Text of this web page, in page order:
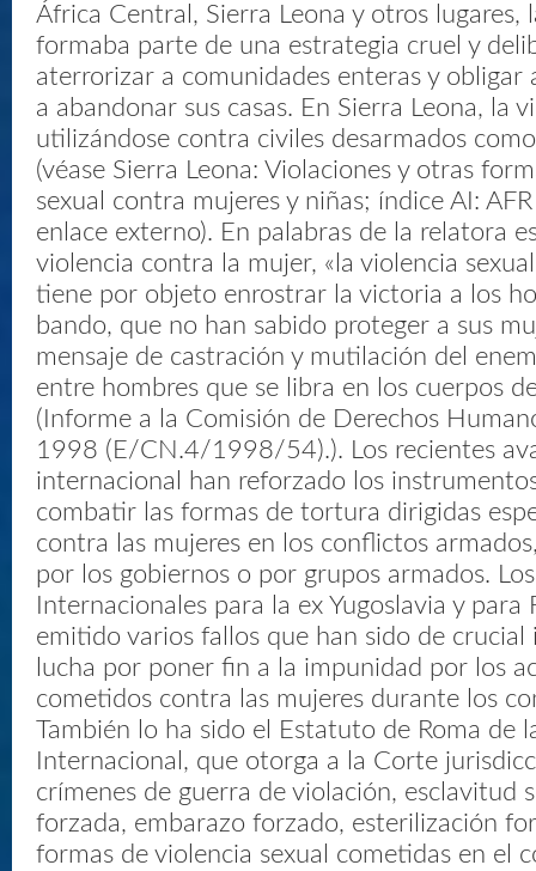
África Central, Sierra Leona y otros lugares,
formaba parte de una estrategia cruel y
aterrorizar a comunidades enteras y obligar
a abandonar sus casas. En Sierra Leona, la
utilizándose contra civiles desarmados
(véase Sierra Leona: Violaciones y otras
sexual contra mujeres y niñas; índice AI:
enlace externo). En palabras de la relatora
violencia contra la mujer, «la violencia
tiene por objeto enrostrar la victoria a los
bando, que no han sabido proteger a sus
mensaje de castración y mutilación del
entre hombres que se libra en los cuerpos
(Informe a la Comisión de Derechos
1998 (E/CN.4/1998/54).). Los recientes
internacional han reforzado los
combatir las formas de tortura dirigidas
contra las mujeres en los conflictos
por los gobiernos o por grupos armados.
Internacionales para la ex Yugoslavia y para
emitido varios fallos que han sido de
lucha por poner fin a la impunidad por los
cometidos contra las mujeres durante los
También lo ha sido el Estatuto de Roma de
Internacional, que otorga a la Corte
crímenes de guerra de violación, esclavitud
forzada, embarazo forzado, esterilización
formas de violencia sexual cometidas en el